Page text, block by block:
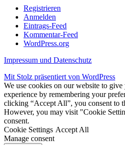
Registrieren
Anmelden
Eintrags-Feed
Kommentar-Feed
WordPress.org
Impressum und Datenschutz
Mit Stolz präsentiert von WordPress
We use cookies on our website to
experience by remembering your
clicking “Accept All”, you consent to
However, you may visit "Cookie
consent.
Cookie Settings Accept All
Manage consent